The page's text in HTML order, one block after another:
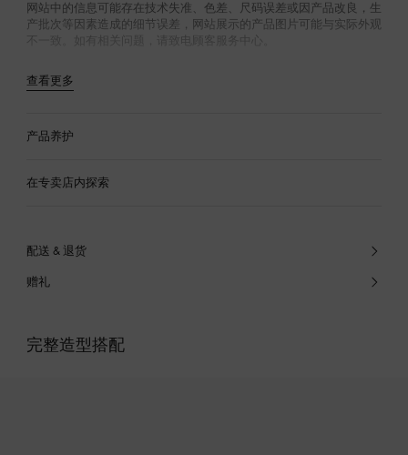
网站中的信息可能存在技术失准、色差、尺码误差或因产品改良，生
产批次等因素造成的细节误差，网站展示的产品图片可能与实际外观
不一致。如有相关问题，请致电顾客服务中心。
查看更多
产品养护
在专卖店内探索
配送 & 退货
赠礼
完整造型搭配